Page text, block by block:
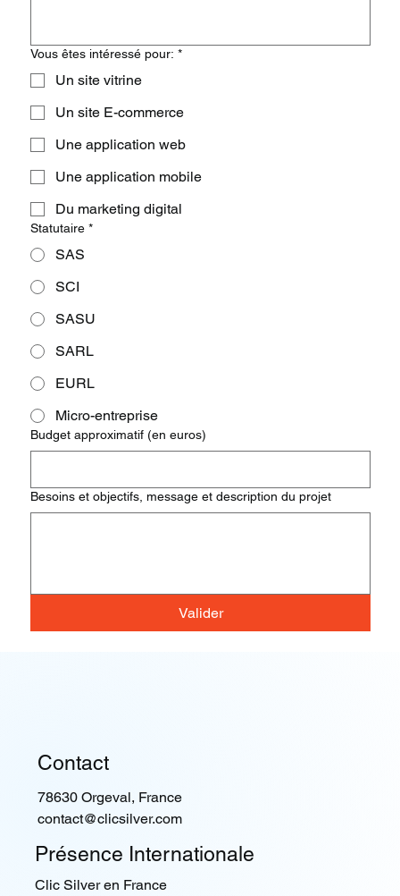
Vous êtes intéressé pour: *
Un site vitrine
Un site E-commerce
Une application web
Une application mobile
Du marketing digital
Statutaire *
SAS
SCI
SASU
SARL
EURL
Micro-entreprise
Budget approximatif (en euros)
Besoins et objectifs, message et description du projet
Valider
Contact
78630 Orgeval, France
Présence Internationale
Clic Silver en France
contact@clicsilver.com